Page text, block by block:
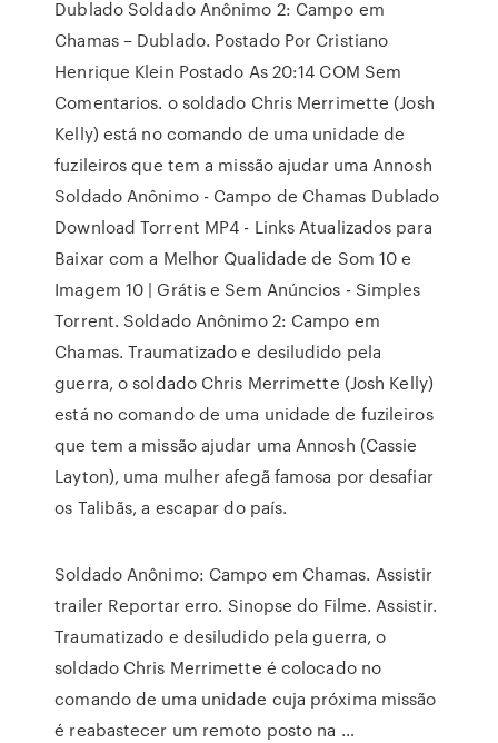
Dublado Soldado Anônimo 2: Campo em
Chamas – Dublado. Postado Por Cristiano
Henrique Klein Postado As 20:14 COM Sem
Comentarios. o soldado Chris Merrimette (Josh
Kelly) está no comando de uma unidade de
fuzileiros que tem a missão ajudar uma Annosh
Soldado Anônimo - Campo de Chamas Dublado
Download Torrent MP4 - Links Atualizados para
Baixar com a Melhor Qualidade de Som 10 e
Imagem 10 | Grátis e Sem Anúncios - Simples
Torrent. Soldado Anônimo 2: Campo em
Chamas. Traumatizado e desiludido pela
guerra, o soldado Chris Merrimette (Josh Kelly)
está no comando de uma unidade de fuzileiros
que tem a missão ajudar uma Annosh (Cassie
Layton), uma mulher afegã famosa por desafiar
os Talibãs, a escapar do país.
Soldado Anônimo: Campo em Chamas. Assistir
trailer Reportar erro. Sinopse do Filme. Assistir.
Traumatizado e desiludido pela guerra, o
soldado Chris Merrimette é colocado no
comando de uma unidade cuja próxima missão
é reabastecer um remoto posto na …